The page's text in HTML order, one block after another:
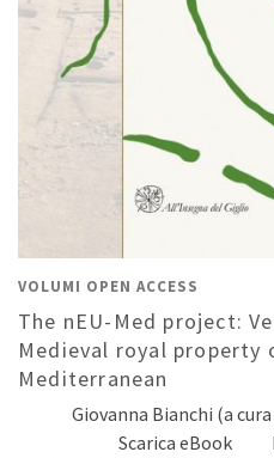
VOLUMI OPEN ACCESS
The nEU-Med project:
Medieval royal property
Mediterranean
Giovanna Bianchi (a cura
Scarica eBook Il